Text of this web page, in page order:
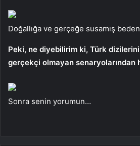
Doğallığa ve gerçeğe susamış
Peki, ne diyebilirim ki, Türk
gerçekçi olmayan senaryolarından
Sonra senin yorumun…